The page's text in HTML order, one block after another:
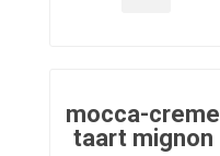
mocca-creme
taart mignon